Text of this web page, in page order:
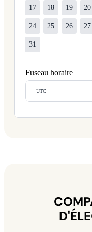
17 18 19 20
24 25 26 27
31
Fuseau horaire
UTC